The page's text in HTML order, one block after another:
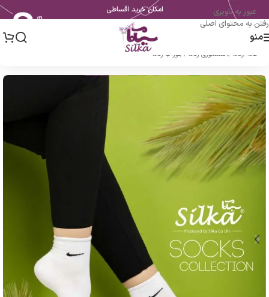
عبور به ناوبری
رفتن به محتوای اصلی
امکان خرید اقساطی
منو
خانه /زنانه /اکسسوری زنانه / جوراب زنانه